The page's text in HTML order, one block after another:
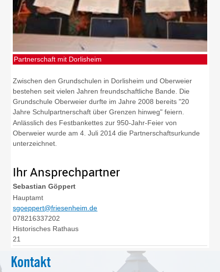
Partnerschaft mit Dorlisheim
Zwischen den Grundschulen in Dorlisheim und Oberweier
bestehen seit vielen Jahren freundschaftliche Bande. Die
Grundschule Oberweier durfte im Jahre 2008 bereits "20
Jahre Schulpartnerschaft über Grenzen hinweg" feiern.
Anlässlich des Festbankettes zur 950-Jahr-Feier von
Oberweier wurde am 4. Juli 2014 die Partnerschaftsurkunde
unterzeichnet.
Ihr Ansprechpartner
Sebastian Göppert
Hauptamt
sgoeppert@friesenheim.de
078216337202
Historisches Rathaus
21
Kontakt